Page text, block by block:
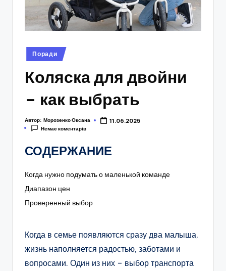
Опубліковано
у
Поради
Коляска для двойни
– как выбрать
Автор: Морозенко Оксана
11.06.2025
Немає коментарів
СОДЕРЖАНИЕ
Когда нужно подумать о маленькой команде
Диапазон цен
Проверенный выбор
Когда в семье появляются сразу два малыша,
жизнь наполняется радостью, заботами и
вопросами. Один из них – выбор транспорта